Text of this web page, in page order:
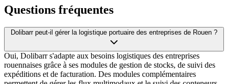
Questions fréquentes
Dolibarr peut-il gérer la logistique portuaire des entreprises de Rouen ?
Oui, Dolibarr s'adapte aux besoins logistiques des entreprises
rouennaises grâce à ses modules de gestion de stocks, de suivi des
expéditions et de facturation. Des modules complémentaires